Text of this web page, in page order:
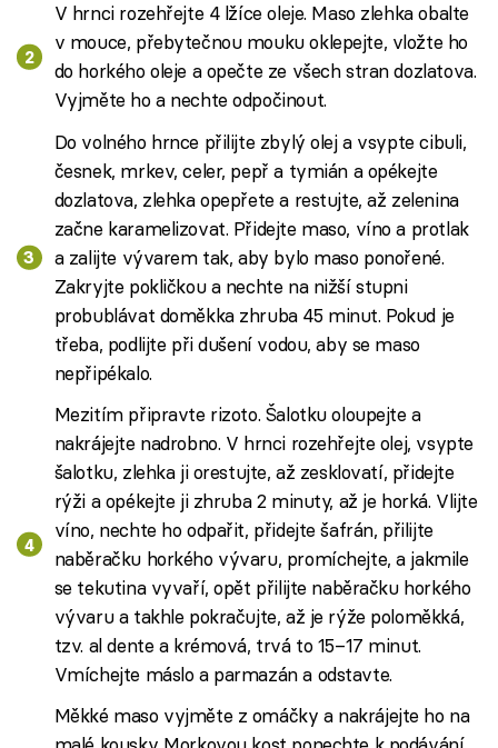
V hrnci rozehřejte 4 lžíce oleje. Maso zlehka obalte
v mouce, přebytečnou mouku oklepejte, vložte ho
do horkého oleje a opečte ze všech stran dozlatova.
Vyjměte ho a nechte odpočinout.
Do volného hrnce přilijte zbylý olej a vsypte cibuli,
česnek, mrkev, celer, pepř a tymián a opékejte
dozlatova, zlehka opepřete a restujte, až zelenina
začne karamelizovat. Přidejte maso, víno a protlak
a zalijte vývarem tak, aby bylo maso ponořené.
Zakryjte pokličkou a nechte na nižší stupni
probublávat doměkka zhruba 45 minut. Pokud je
třeba, podlijte při dušení vodou, aby se maso
nepřipékalo.
Mezitím připravte rizoto. Šalotku oloupejte a
nakrájejte nadrobno. V hrnci rozehřejte olej, vsypte
šalotku, zlehka ji orestujte, až zesklovatí, přidejte
rýži a opékejte ji zhruba 2 minuty, až je horká. Vlijte
víno, nechte ho odpařit, přidejte šafrán, přilijte
naběračku horkého vývaru, promíchejte, a jakmile
se tekutina vyvaří, opět přilijte naběračku horkého
vývaru a takhle pokračujte, až je rýže poloměkká,
tzv. al dente a krémová, trvá to 15–17 minut.
Vmíchejte máslo a parmazán a odstavte.
Měkké maso vyjměte z omáčky a nakrájejte ho na